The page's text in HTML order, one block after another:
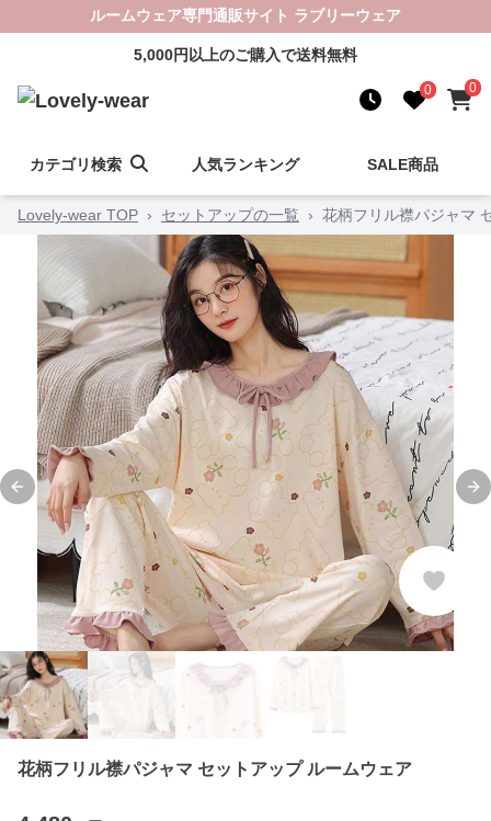
ルームウェア専門通販サイト ラブリーウェア
5,000円以上のご購入で送料無料
0 0
カテゴリ検索 人気ランキング SALE商品
Lovely-wear TOP › セットアップの一覧 › 花柄フリル襟パジャマ
Previous slide
花柄フリル襟パジャマ セットアップ ルームウェア